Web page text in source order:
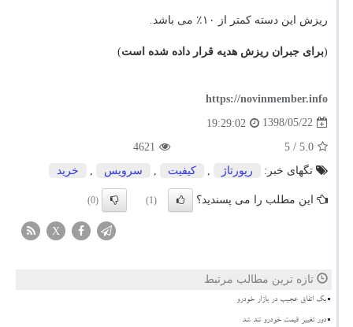
ریزش این دسته کمتر از ۱۰٪ می باشد.
(برای جبران ریزش هدیه قرار داده شده است)
https://novinmember.info
1398/05/22
19:29:02
5.0
/ 5
4621
تگهای خبر:
رپورتاژ , كیفیت , سرویس , خرید
این مطلب را می پسندید؟ (1)
(0)
X
تازه ترین مطالب مرتبط
بک اتفاق عجیب در بازار خودرو
دور تغییر قیمت خودرو تند شد